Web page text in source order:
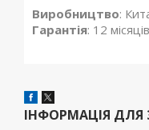
Виробництво:
Гарантія: 12
ІНФОРМАЦІЯ